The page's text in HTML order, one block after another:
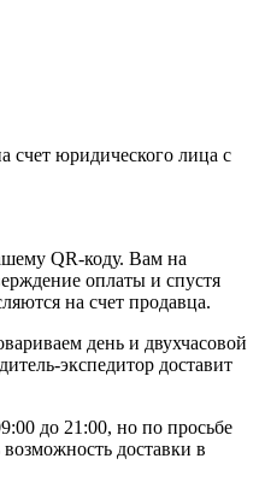
счет юридического лица с
QR-коду. Вам на
оплаты и спустя
на счет продавца.
день и двухчасовой
экспедитор доставит
до 21:00, но по просьбе
доставки в